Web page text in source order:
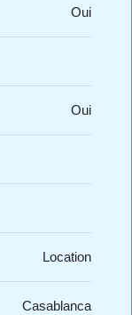
Oui
Oui
Location
Casablanca